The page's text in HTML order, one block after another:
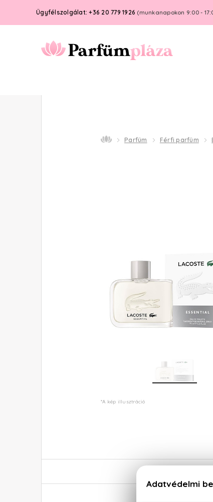
Ügyfélszolgálat: +36 20 779 1926 (munkanapokon 9:00 -
Parfüm Férfi parfüm
*A kép illusztráció